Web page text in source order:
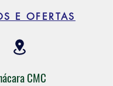
E OFERTAS
CMC